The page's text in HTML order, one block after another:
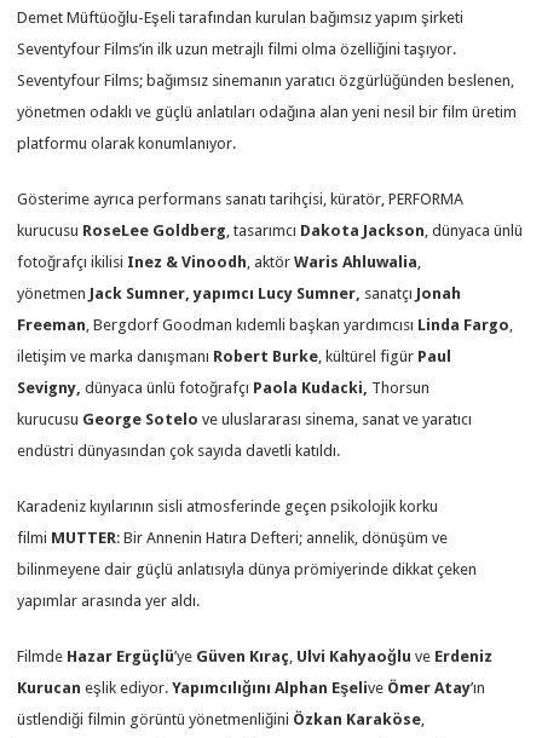
Demet Müftüoğlu-Eşeli tarafından kurulan bağımsız yapım şirketi
Seventyfour Films’in ilk uzun metrajlı filmi olma özelliğini taşıyor.
Seventyfour Films; bağımsız sinemanın yaratıcı özgürlüğünden beslenen,
yönetmen odaklı ve güçlü anlatıları odağına alan yeni nesil bir film üretim
platformu olarak konumlanıyor.
Gösterime ayrıca performans sanatı tarihçisi, küratör, PERFORMA
kurucusu RoseLee Goldberg , tasarımcı Dakota Jackson , dünyaca ünlü
fotoğrafçı ikilisi Inez & Vinoodh , aktörWaris Ahluwalia
yönetmen Jack Sumner, yapımcı Lucy Sumner, sanatçı Jonah
Freeman , Bergdorf Goodman kıdemli başkan yardımcısı Linda Fargo
iletişim ve marka danışmanı Robert Burke , kültürel figür Paul
Sevigny,dünyaca ünlü fotoğrafçı Paola Kudacki, Thorsun
kurucusu George Sotelo ve uluslararası sinema, sanat ve yaratıcı
endüstri dünyasından çok sayıda davetli katıldı.
Karadeniz kıyılarının sisli atmosferinde geçen psikolojik korku
filmi MUTTER: Bir Annenin Hatıra Defteri; annelik, dönüşüm ve
bilinmeyene dair güçlü anlatısıyla dünya prömiyerinde dikkat çeken
yapımlar arasında yer aldı.
Filmde Hazar Ergüçlü’ye Güven Kıraç Ulvi Kahyaoğlu ve Erdeniz
Kurucan eşlik ediyor.Yapımcılığını Alphan Eşelive Ömer Atay’ın
üstlendiği filmin görüntü yönetmenliğini Özkan Karaköse